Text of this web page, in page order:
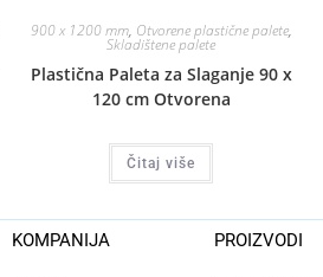
900 x 1200 mm, Otvorene plastične palete,
Skladištene palete
Plastična Paleta za Slaganje 90 x
120 cm Otvorena
Čitaj više
KOMPANIJA PROIZVODI